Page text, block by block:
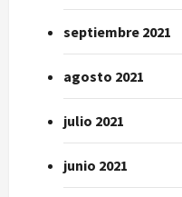
septiembre 2021
agosto 2021
julio 2021
junio 2021